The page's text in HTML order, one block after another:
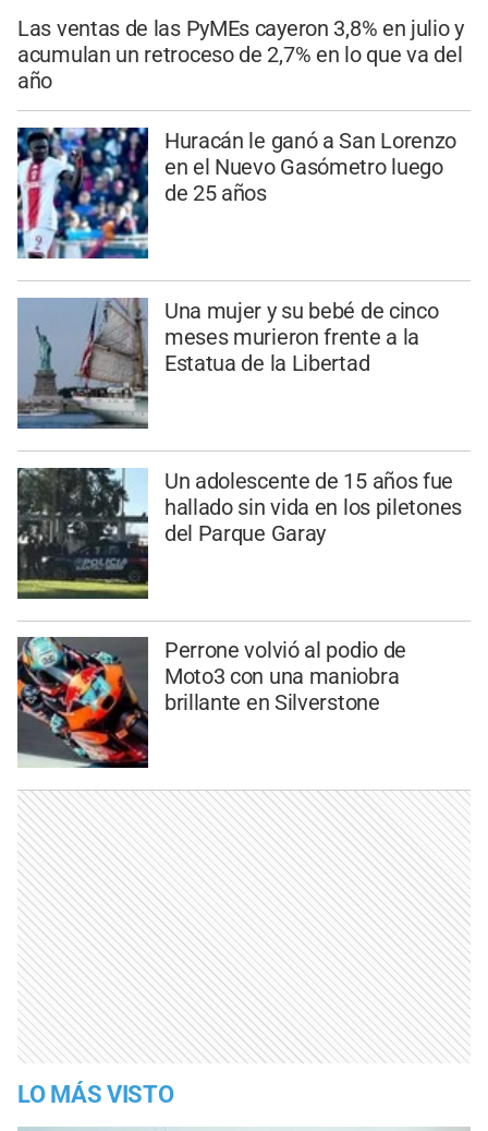
Las ventas de las PyMEs cayeron 3,8% en julio y
acumulan un retroceso de 2,7% en lo que va del
año
Huracán le ganó a San Lorenzo
en el Nuevo Gasómetro luego
de 25 años
Una mujer y su bebé de cinco
meses murieron frente a la
Estatua de la Libertad
Un adolescente de 15 años fue
hallado sin vida en los piletones
del Parque Garay
Perrone volvió al podio de
Moto3 con una maniobra
brillante en Silverstone
LO MÁS VISTO